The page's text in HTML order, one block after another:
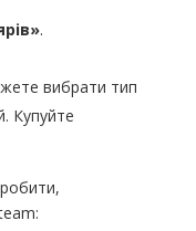
.
вибрати тип
Купуйте